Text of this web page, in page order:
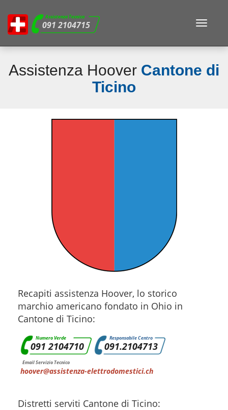
Assistenza Tecnica
091 2104715
Toggle
Assistenza Hoover Cantone di
Ticino
Recapiti assistenza Hoover, lo storico
marchio americano fondato in Ohio in
Cantone di Ticino:
Numero Verde
091 2104710
Responsabile Centro
091.2104713
Email Servizio Tecnico
hoover@assistenza-elettrodomestici.ch
Distretti serviti Cantone di Ticino: